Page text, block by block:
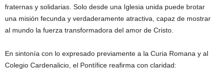
fraternas y solidarias. Solo desde una Iglesia unida puede brotar
una misión fecunda y verdaderamente atractiva, capaz de mostrar
al mundo la fuerza transformadora del amor de Cristo.
En sintonía con lo expresado previamente a la Curia Romana y al
Colegio Cardenalicio, el Pontífice reafirma con claridad: